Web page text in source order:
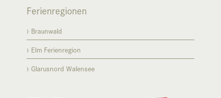
Ferienregionen
Braunwald
Elm Ferienregion
Glarusnord Walensee